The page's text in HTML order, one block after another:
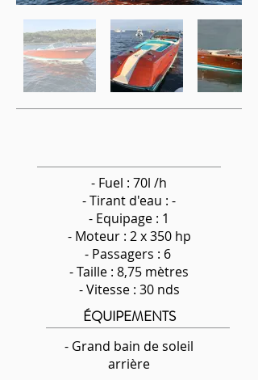
- Fuel : 70l /h
-Tirant d'eau : -
- Equipage : 1
- Moteur : 2 x 350 hp
- Passagers : 6
- Taille : 8,75 mètres
- Vitesse : 30 nds
ÉQUIPEMENTS
- Grand bain de soleil
arrière